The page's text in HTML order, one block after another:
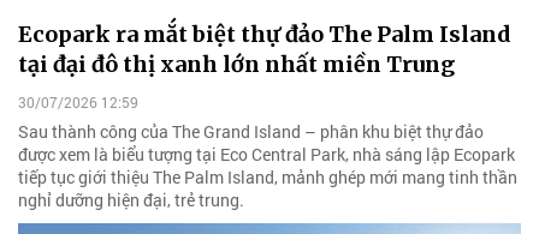
Ecopark ra mắt biệt thự đảo The Palm Island
tại đại đô thị xanh lớn nhất miền Trung
30/07/2026 12:59
Sau thành công của The Grand Island – phân khu biệt thự đảo
được xem là biểu tượng tại Eco Central Park, nhà sáng lập Ecopark
tiếp tục giới thiệu The Palm Island, mảnh ghép mới mang tinh thần
nghỉ dưỡng hiện đại, trẻ trung.